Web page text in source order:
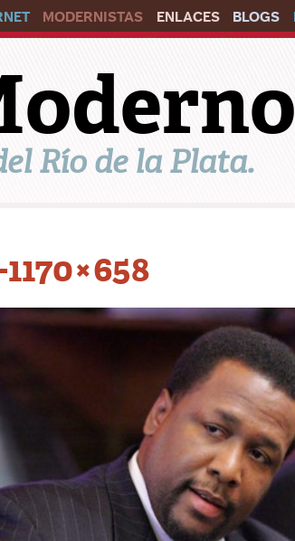
MODERNISTAS ENLACES BLOGS
Río de la Plata.